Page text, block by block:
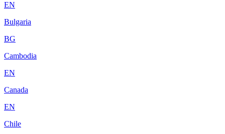
EN
Bulgaria
BG
Cambodia
EN
Canada
EN
Chile